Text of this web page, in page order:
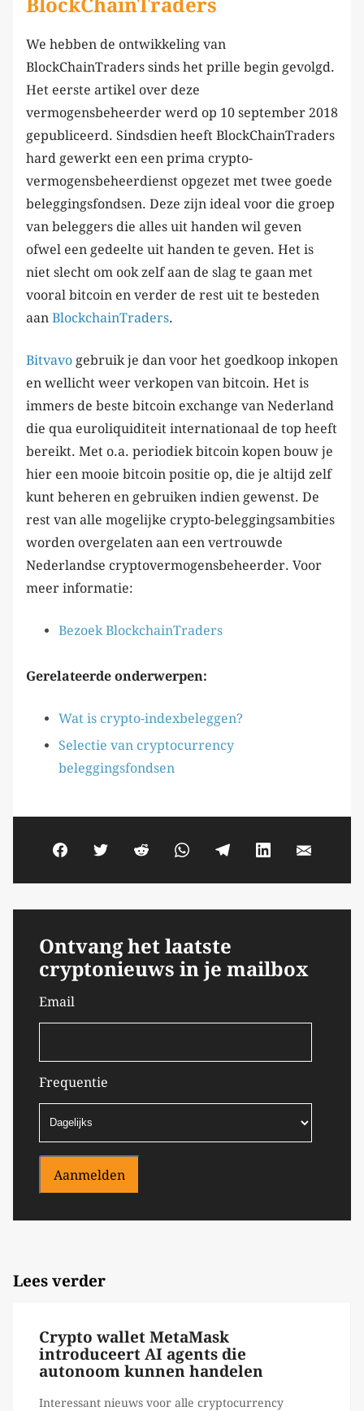
BlockChainTraders
We hebben de ontwikkeling van
BlockChainTraders sinds het prille begin gevolgd.
Het eerste artikel over deze
vermogensbeheerder werd op 10 september 2018
gepubliceerd. Sindsdien heeft BlockChainTraders
hard gewerkt een een prima crypto-
vermogensbeheerdienst opgezet met twee goede
beleggingsfondsen. Deze zijn ideal voor die groep
van beleggers die alles uit handen wil geven
ofwel een gedeelte uit handen te geven. Het is
niet slecht om ook zelf aan de slag te gaan met
vooral bitcoin en verder de rest uit te besteden
aan BlockchainTraders.
Bitvavo gebruik je dan voor het goedkoop inkopen
en wellicht weer verkopen van bitcoin. Het is
immers de beste bitcoin exchange van Nederland
die qua euroliquiditeit internationaal de top heeft
bereikt. Met o.a. periodiek bitcoin kopen bouw je
hier een mooie bitcoin positie op, die je altijd zelf
kunt beheren en gebruiken indien gewenst. De
rest van alle mogelijke crypto-beleggingsambities
worden overgelaten aan een vertrouwde
Nederlandse cryptovermogensbeheerder. Voor
meer informatie:
Bezoek BlockchainTraders
Gerelateerde onderwerpen:
Wat is crypto-indexbeleggen?
Selectie van cryptocurrency
beleggingsfondsen
Ontvang het laatste
cryptonieuws in je mailbox
Email
Frequentie
Aanmelden
Lees verder
Crypto wallet MetaMask
introduceert AI agents die
autonoom kunnen handelen
Interessant nieuws voor alle cryptocurrency